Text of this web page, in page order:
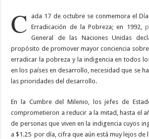
C
ada 17 de octubre se conmemora el
Erradicación de la Pobreza; en 1992,
General de las Naciones Unidas
propósito de promover mayor conciencia
erradicar la pobreza y la indigencia en todos
en los países en desarrollo, necesidad que se
las prioridades del desarrollo.
En la Cumbre del Milenio, los jefes de
comprometieron a reducir a la mitad, hasta el
de personas que viven en la indigencia cuyos
a $1.25 por día, cifra que aún está muy lejos de